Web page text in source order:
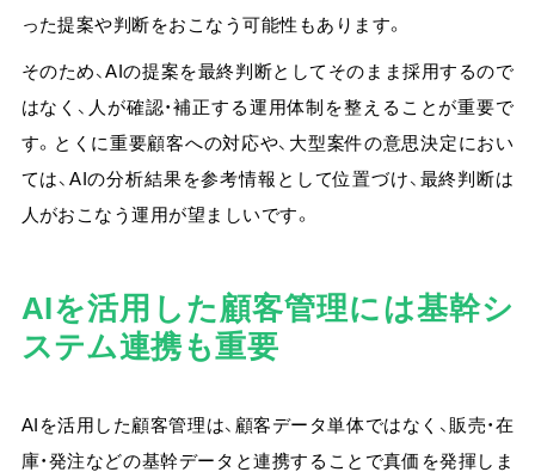
った提案や判断をおこなう可能性もあります。
そのため、AIの提案を最終判断としてそのまま採用するので
はなく、人が確認・補正する運用体制を整えることが重要で
す。とくに重要顧客への対応や、大型案件の意思決定におい
ては、AIの分析結果を参考情報として位置づけ、最終判断は
人がおこなう運用が望ましいです。
AIを活用した顧客管理には基幹シ
ステム連携も重要
AIを活用した顧客管理は、顧客データ単体ではなく、 販売・在
庫・発注などの基幹データと連携することで真価を発揮 しま